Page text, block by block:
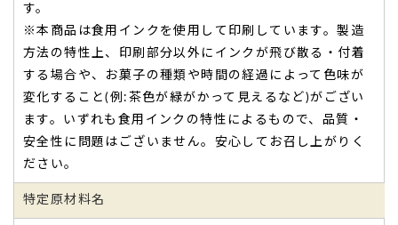
す。
※本商品は食用インクを使用して印刷しています。製造
方法の特性上、印刷部分以外にインクが飛び散る・付着
する場合や、お菓子の種類や時間の経過によって色味が
変化すること(例:茶色が緑がかって見えるなど)がござい
ます。いずれも食用インクの特性によるもので、品質・
安全性に問題はございません。安心してお召し上がりく
ださい。
特定原材料名